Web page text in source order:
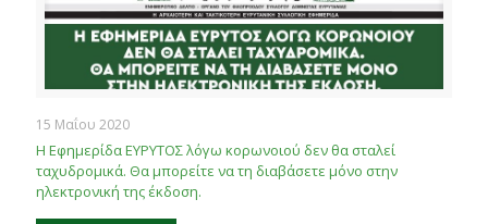
15 Μαΐου 2020
Η Εφημερίδα ΕΥΡΥΤΟΣ λόγω κορωνοιού δεν θα σταλεί
ταχυδρομικά. Θα μπορείτε να τη διαβάσετε μόνο στην
ηλεκτρονική της έκδοση.